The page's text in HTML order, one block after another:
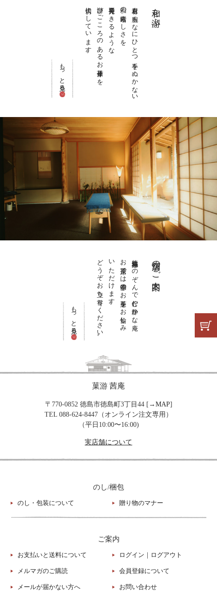
和を游ぶ
素材も腕もなにひとつ手をぬかない
和の素晴らしさを
再発見できるような
游びごころのあるお菓子作りを
大切にしています。
もっと見る
店舗のご案内
徳島城跡をのぞんで佇む静かな庵。
お茶席では季節のお菓子をお愉しみ
いただけます。
どうぞお立ち寄りください。
もっと見る
菓游 茜庵
〒770-0852 徳島市徳島町3丁目44 [→ MAP]
TEL 088-624-8447（オンライン注文専用）
（平日10:00〜16:00)
実店舗について
のし/梱包
のし・包装について 贈り物のマナー
ご案内
お支払いと送料について ログイン ｜ ログアウト
メルマガのご購読 会員登録について
メールが届かない方へ お問い合わせ